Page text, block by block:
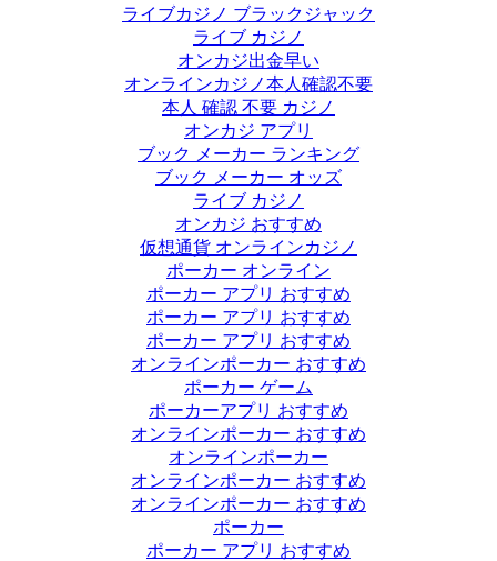
ライブカジノ ブラックジャック
ライブ カジノ
オンカジ出金早い
オンラインカジノ本人確認不要
本人 確認 不要 カジノ
オンカジ アプリ
ブック メーカー ランキング
ブック メーカー オッズ
ライブ カジノ
オンカジ おすすめ
仮想通貨 オンラインカジノ
ポーカー オンライン
ポーカー アプリ おすすめ
ポーカー アプリ おすすめ
ポーカー アプリ おすすめ
オンラインポーカー おすすめ
ポーカー ゲーム
ポーカーアプリ おすすめ
オンラインポーカー おすすめ
オンラインポーカー
オンラインポーカー おすすめ
オンラインポーカー おすすめ
ポーカー
ポーカー アプリ おすすめ